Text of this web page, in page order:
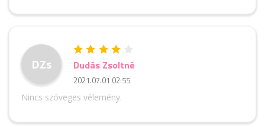
DZs Dudás Zsoltné
2021.07.01 02:55
Nincs szöveges vélemény.